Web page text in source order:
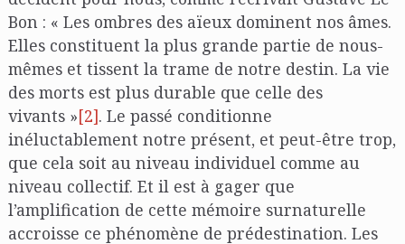
Bon : « Les ombres des aïeux dominent nos âmes.
Elles constituent la plus grande partie de nous-
mêmes et tissent la trame de notre destin. La vie
des morts est plus durable que celle des
vivants »[2]. Le passé conditionne
inéluctablement notre présent, et peut-être trop,
que cela soit au niveau individuel comme au
niveau collectif. Et il est à gager que
l’amplification de cette mémoire surnaturelle
accroisse ce phénomène de prédestination. Les